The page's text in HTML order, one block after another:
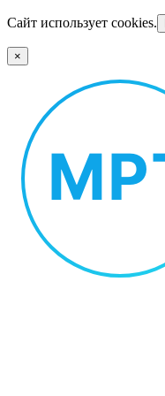
Сайт использует cookies.
×